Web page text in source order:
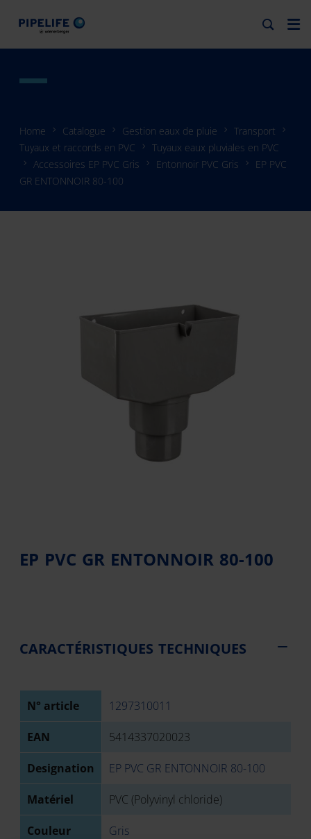
Home Catalogue Gestion eaux de pluie
Transport
Tuyaux et raccords en PVC
Tuyaux eaux pluviales en PVC
Accessoires EP PVC Gris
Entonnoir PVC Gris
EP PVC
GR ENTONNOIR 80-100
EP PVC GR ENTONNOIR 80-100
CARACTÉRISTIQUES TECHNIQUES
N° article 1297310011
EAN 5414337020023
Designation EP PVC GR ENTONNOIR 80-100
Matériel PVC (Polyvinyl chloride)
Couleur Gris